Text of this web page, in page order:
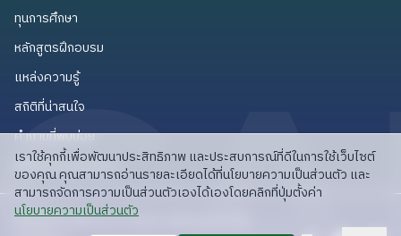
ทุนการศึกษา
หลักสูตรฝึกอบรม
แหล่งความรู้แหล่งความรู้
สถิติที่น่าสนใจ
คำถามที่พบบ่อยคำถามที่พบบ่อย
API สำหรับนักพัฒนาAPI สำหรับนักพัฒนา
ลิขสิทธิ์ © 2025 สวก: สำนักงานพัฒนาการวิจัย
เราใช้คุกกี้เพื่อพัฒนาประสิทธิภาพ และประสบการณ์ที่ดีในการใช้เว็บไซต์
ของคุณ คุณสามารถอ่านรายละเอียดได้ที่นโยบายความเป็นส่วนตัว และ
สามารถจัดการความเป็นส่วนตัวเองได้เองโดยคลิกที่ปุ่มตั้งค่า
read privacy policy
นโยบายความเป็นส่วนตัว